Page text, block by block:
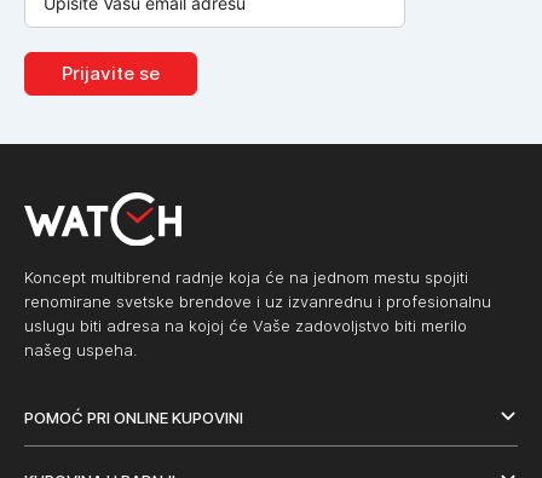
Prijavite se
Koncept multibrend radnje koja će na jednom mestu spojiti
renomirane svetske brendove i uz izvanrednu i profesionalnu
uslugu biti adresa na kojoj će Vaše zadovoljstvo biti merilo
našeg uspeha.
POMOĆ PRI ONLINE KUPOVINI